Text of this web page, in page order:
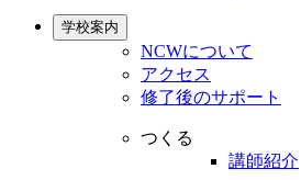
学校案内
NCWについて
アクセス
修了後のサポート
つくる
講師紹介